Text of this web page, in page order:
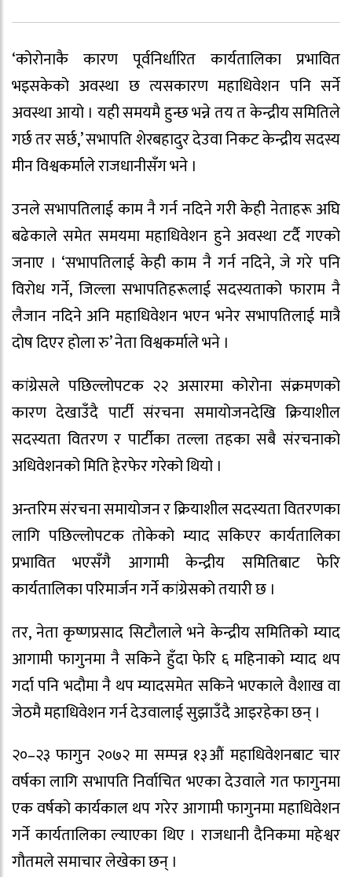
‘कोरोनाकै कारण पूर्वनिर्धारित कार्यतालिका प्रभावित
भइसकेको अवस्था छ त्यसकारण महाधिवेशन पनि सर्ने
अवस्था आयो । यही समयमै हुन्छ भन्ने तय त केन्द्रीय समितिले
गर्छ तर सर्छ,’ सभापति शेरबहादुर देउवा निकट केन्द्रीय सदस्य
मीन विश्वकर्माले राजधानीसँग भने ।
उनले सभापतिलाई काम नै गर्न नदिने गरी केही नेताहरू अघि
बढेकाले समेत समयमा महाधिवेशन हुने अवस्था टर्दै गएको
जनाए । ‘सभापतिलाई केही काम नै गर्न नदिने, जे गरे पनि
विरोध गर्ने, जिल्ला सभापतिहरूलाई सदस्यताको फाराम नै
लैजान नदिने अनि महाधिवेशन भएन भनेर सभापतिलाई मात्रै
दोष दिएर होला रु’ नेता विश्वकर्माले भने ।
कांग्रेसले पछिल्लोपटक २२ असारमा कोरोना संक्रमणको
कारण देखाउँदै पार्टी संरचना समायोजनदेखि क्रियाशील
सदस्यता वितरण र पार्टीका तल्ला तहका सबै संरचनाको
अधिवेशनको मिति हेरफेर गरेको थियो ।
अन्तरिम संरचना समायोजन र क्रियाशील सदस्यता वितरणका
लागि पछिल्लोपटक तोकेको म्याद सकिएर कार्यतालिका
प्रभावित भएसँगै आगामी केन्द्रीय समितिबाट फेरि
कार्यतालिका परिमार्जन गर्ने कांग्रेसको तयारी छ ।
तर, नेता कृष्णप्रसाद सिटौलाले भने केन्द्रीय समितिको म्याद
आगामी फागुनमा नै सकिने हुँदा फेरि ६ महिनाको म्याद थप
गर्दा पनि भदौमा नै थप म्यादसमेत सकिने भएकाले वैशाख वा
जेठमै महाधिवेशन गर्न देउवालाई सुझाउँदै आइरहेका छन् ।
२०–२३ फागुन २०७२ मा सम्पन्न १३औं महाधिवेशनबाट चार
वर्षका लागि सभापति निर्वाचित भएका देउवाले गत फागुनमा
एक वर्षको कार्यकाल थप गरेर आगामी फागुनमा महाधिवेशन
गर्ने कार्यतालिका ल्याएका थिए । राजधानी दैनिकमा महेश्वर
गौतमले समाचार लेखेका छन् ।